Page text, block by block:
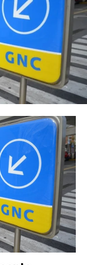
que
el